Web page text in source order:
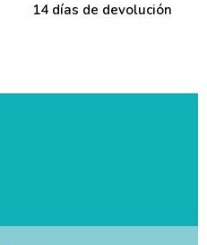
14 días de devolución